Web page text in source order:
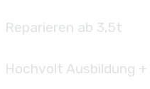
Reparieren ab 3,5t
Hochvolt Ausbildung